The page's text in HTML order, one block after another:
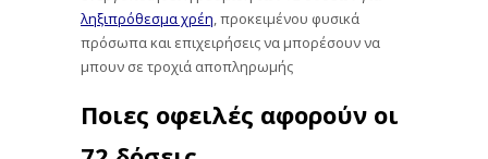
ληξιπρόθεσμα χρέη, προκειμένου φυσικά
πρόσωπα και επιχειρήσεις να μπορέσουν να
μπουν σε τροχιά αποπληρωμής
Ποιες οφειλές αφορούν οι